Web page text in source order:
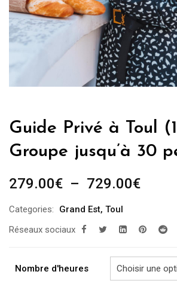
Guide Privé à Toul
Groupe jusqu’à 30
279.00€ – 729.00€Plage
Categories: Grand Est, Toul
Réseaux sociaux
Nombre d'heures